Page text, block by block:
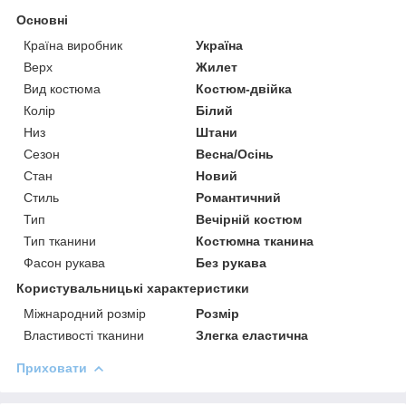
Основні
Країна виробник
Україна
Верх
Жилет
Вид костюма
Костюм-двійка
Колір
Білий
Низ
Штани
Сезон
Весна/Осінь
Стан
Новий
Стиль
Романтичний
Тип
Вечірній костюм
Тип тканини
Костюмна тканина
Фасон рукава
Без рукава
Користувальницькі характеристики
Міжнародний розмір
Розмір
Властивості тканини
Злегка еластична
Приховати